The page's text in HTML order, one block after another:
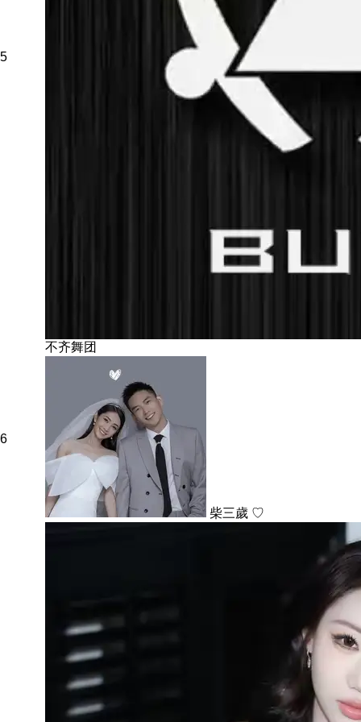
5
不齐舞团
6
柴三歲 ♡